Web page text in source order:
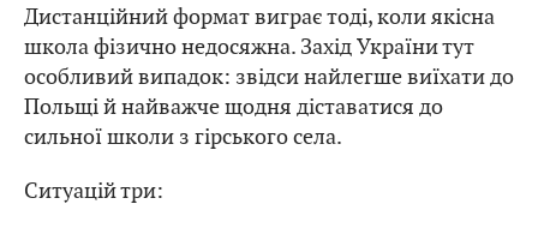
Дистанційний формат виграє тоді, коли якісна
школа фізично недосяжна. Захід України тут
особливий випадок: звідси найлегше виїхати до
Польщі й найважче щодня діставатися до
сильної школи з гірського села.
Ситуацій три: